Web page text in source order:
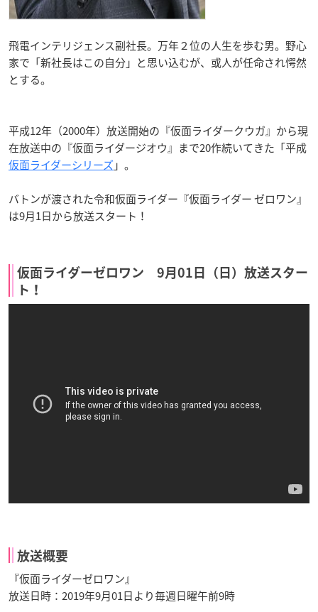
飛電インテリジェンス副社長。万年２位の人生を歩む男。野心
家で「新社長はこの自分」と思い込むが、或人が任命され愕然
とする。
平成12年（2000年）放送開始の『仮面ライダークウガ』から現
在放送中の『仮面ライダージオウ』まで20作続いてきた「平成
仮面ライダーシリーズ 」。
バトンが渡された令和仮面ライダー『仮面ライダー ゼロワン』
は9月1日から放送スタート！
仮面ライダーゼロワン 9月01日（日）放送スター
ト！
放送概要
『仮面ライダーゼロワン』
放送日時：2019年9月01日より毎週日曜午前9時